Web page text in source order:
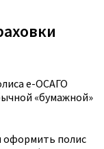
е-ОСАГО
«бумажной»
полис